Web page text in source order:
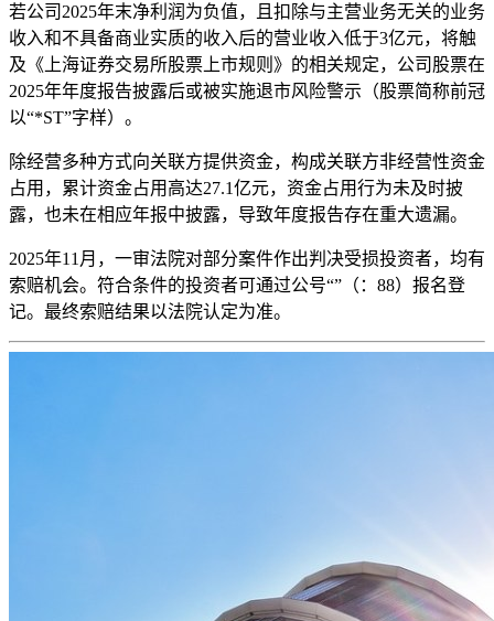
若公司2025年末净利润为负值，且扣除与主营业务无关的业务
收入和不具备商业实质的收入后的营业收入低于3亿元，将触
及《上海证券交易所股票上市规则》的相关规定，公司股票在
2025年年度报告披露后或被实施退市风险警示（股票简称前冠
以“*ST”字样）。
除经营多种方式向关联方提供资金，构成关联方非经营性资金
占用，累计资金占用高达27.1亿元，资金占用行为未及时披
露，也未在相应年报中披露，导致年度报告存在重大遗漏。
2025年11月，一审法院对部分案件作出判决受损投资者，均有
索赔机会。符合条件的投资者可通过公号“”（：88）报名登
记。最终索赔结果以法院认定为准。